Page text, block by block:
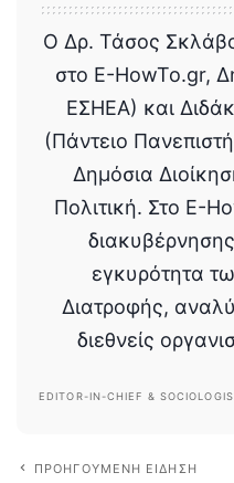
Ο Δρ. Τάσος
στο E-HowTo.gr,
ΕΣΗΕΑ) και
(Πάντειο
Δημόσια
Πολιτική. Στο E-
εγκυρότητα
Διατροφής,
διεθνείς
EDITOR-IN-CHIEF &
ΠΡΟΗΓΟΎΜΕΝΗ ΕΊΔΗΣΗ